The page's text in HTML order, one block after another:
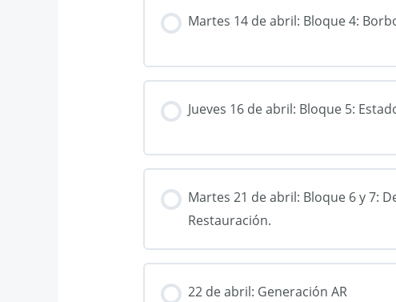
Martes 14 de abril: Bloque 4:
Jueves 16 de abril: Bloque 5:
Martes 21 de abril: Bloque 6 y 7:
Restauración.
22 de abril: Generación AR